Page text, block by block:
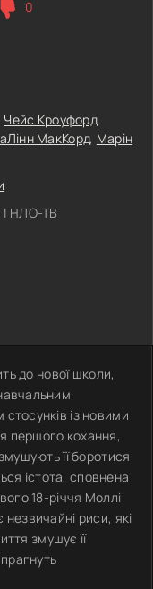
0
Чейс Кроуфорд,
МакКорд, Марін
| НЛО-ТВ
до нової школи,
із новими
першого кохання,
її боротися
істота, сповнена
18-річчя Моллі
риси, які
змушує її